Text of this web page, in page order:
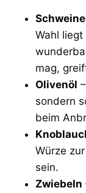
Wahl
mag,
Olivenöl
sondern
beim
Würze
sein.
Zwiebeln